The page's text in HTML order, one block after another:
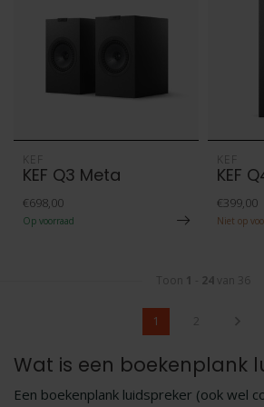
KEF
KEF Q3 Meta
€698,00
Op voorraad
KEF
KEF
€399,00
Niet op
Toon 1 24 van 36
1
Wat is een boekenplank
Een boekenplank luidspreker (ook wel